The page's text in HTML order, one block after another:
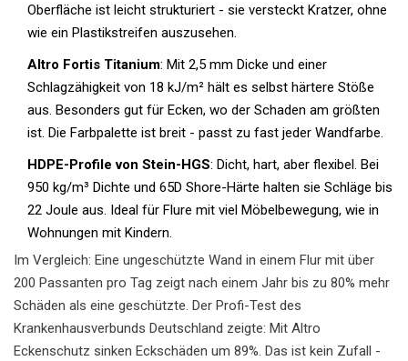
Oberfläche ist leicht strukturiert - sie versteckt Kratzer, ohne
wie ein Plastikstreifen auszusehen.
Altro Fortis Titanium: Mit 2,5 mm Dicke und einer
Schlagzähigkeit von 18 kJ/m² hält es selbst härtere Stöße
aus. Besonders gut für Ecken, wo der Schaden am größten
ist. Die Farbpalette ist breit - passt zu fast jeder Wandfarbe.
HDPE-Profile von Stein-HGS: Dicht, hart, aber flexibel. Bei
950 kg/m³ Dichte und 65D Shore-Härte halten sie Schläge bis
22 Joule aus. Ideal für Flure mit viel Möbelbewegung, wie in
Wohnungen mit Kindern.
Im Vergleich: Eine ungeschützte Wand in einem Flur mit über
200 Passanten pro Tag zeigt nach einem Jahr bis zu 80% mehr
Schäden als eine geschützte. Der Profi-Test des
Krankenhausverbunds Deutschland zeigte: Mit Altro
Eckenschutz sinken Eckschäden um 89%. Das ist kein Zufall -